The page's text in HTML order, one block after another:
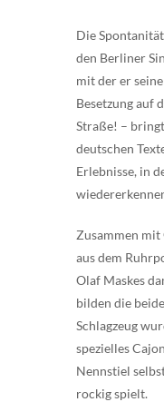
Die
den Berliner
mit der er
Besetzung auf
Straße! –
deutschen
Erlebnisse, in
Zusammen mit
aus dem
Olaf Maskes
bilden die
Schlagzeug
spezielles
Nennstiel
rockig spielt.